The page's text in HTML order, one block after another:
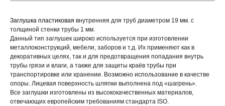
Заглушка пластиковая внутренняя для труб диаметром 19 мм. с
толщиной стенки трубы 1 мм.
Данный тип заглушек широко используется при изготовлении
металлоконструкций, мебели, заборов и т.д. Их применяют как в
декоративных целях, так и для предотвращения попадания внутрь
трубы грязи и влаги, а также для защиты краёв трубы при
транспортировке или хранении. Возможно использование в качестве
опоры. Лицевая поверхность шляпки выполнена под «шагрень».
Все заглушки изготовлены из высококачественных материалов,
отвечающих европейским требованиям стандарта ISO.